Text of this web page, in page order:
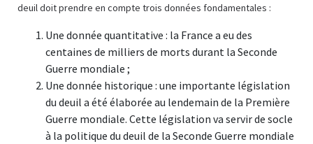
deuil doit prendre en compte trois données fondamentales :
Une donnée quantitative : la France a eu des
centaines de milliers de morts durant la Seconde
Guerre mondiale ;
Une donnée historique : une importante législation
du deuil a été élaborée au lendemain de la Première
Guerre mondiale. Cette législation va servir de socle
à la politique du deuil de la Seconde Guerre mondiale